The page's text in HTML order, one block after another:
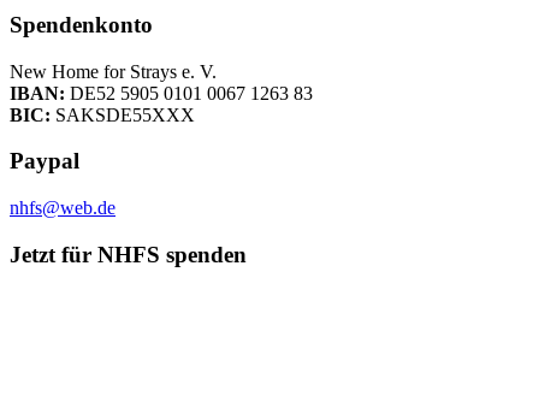
Spendenkonto
New Home for Strays e. V.
IBAN: DE52 5905 0101 0067 1263 83
BIC: SAKSDE55XXX
Paypal
nhfs@web.de
Jetzt für NHFS spenden